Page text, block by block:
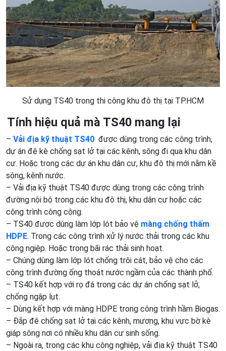
Sử dụng TS40 trong thi công khu đô thị tại TP.HCM
Tính hiệu quả mà TS40 mang lại
– Vải địa kỹ thuật TS40 được dùng trong các công trình,
dự án đê kè chống sạt lở tại các kênh, sông đi qua khu dân
cư. Hoặc trong các dự án khu dân cư, khu đô thị mới nằm kề
sông, kênh nước.
– Vải địa kỹ thuật TS40 được dùng trong các công trình
đường nội bộ trong các khu đô thị, khu dân cư hoặc các
công trình công cộng.
– TS40 được dùng làm lớp lót bảo vệ màng chống thấm
HDPE. Trong các công trình xử lý nước thải trong các khu
công ngiệp. Hoặc trong bãi rác thải sinh hoạt.
– Chúng dùng làm lớp lót chống trôi cát, bảo vệ cho các
công trình đường ống thoát nước ngầm của các thành phố.
– TS40 kết hợp với rọ đá trong các dự án chống sạt lở,
chống ngập lụt.
– Dùng kết hợp với màng HDPE trong công trình hầm Biogas.
– Đắp đê chống sạt lở tại các kênh, mương, khu vực bờ kè
giáp sông nơi có nhiều khu dân cư sinh sống.
– Ngoài ra, trong các khu công nghiệp, vải địa kỹ thuật TS40